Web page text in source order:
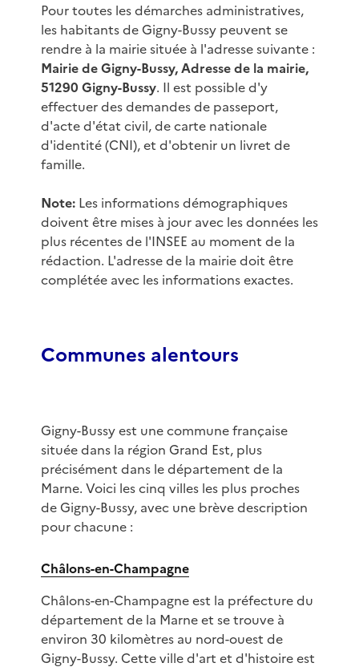
Pour toutes les démarches administratives,
les habitants de Gigny-Bussy peuvent se
rendre à la mairie située à l'adresse suivante :
Mairie de Gigny-Bussy, Adresse de la mairie,
51290 Gigny-Bussy. Il est possible d'y
effectuer des demandes de passeport,
d'acte d'état civil, de carte nationale
d'identité (CNI), et d'obtenir un livret de
famille.
Note:Les informations démographiques
doivent être mises à jour avec les données les
plus récentes de l'INSEE au moment de la
rédaction. L'adresse de la mairie doit être
complétée avec les informations exactes.
Communes alentours
Gigny-Bussy est une commune française
située dans la région Grand Est, plus
précisément dans le département de la
Marne. Voici les cinq villes les plus proches
de Gigny-Bussy, avec une brève description
pour chacune :
Châlons-en-Champagne
Châlons-en-Champagne est la préfecture du
département de la Marne et se trouve à
environ 30 kilomètres au nord-ouest de
Gigny-Bussy. Cette ville d'art et d'histoire est